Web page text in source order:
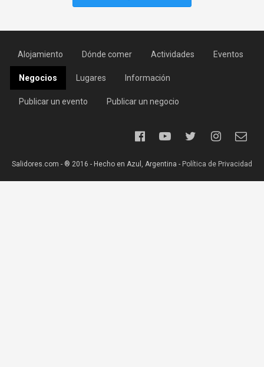
Alojamiento Dónde comer Actividades Eventos
Negocios Lugares Información
Publicar un evento Publicar un negocio
Salidores.com - ® 2016 - Hecho en Azul, Argentina - Política de Privacidad